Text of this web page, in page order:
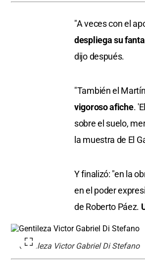
"A veces con el
despliega su
dijo después.
"También el
vigoroso afiche.
sobre el suelo,
la muestra de El
Y finalizó: "en la
en el poder
de Roberto Páez.
Gentileza Victor Gabriel Di Stefano